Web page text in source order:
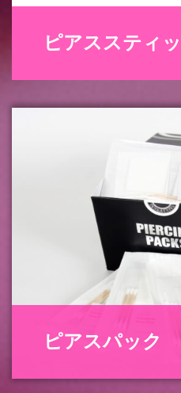
ピアススティ
ピアスパック